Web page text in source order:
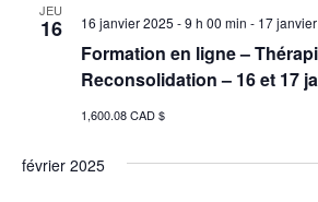
JEU
16
Formation en ligne –
Reconsolidation – 16 et 17
16 janvier 2025 - 9 h 00 min - 17
1,600.08 CAD $
février 2025